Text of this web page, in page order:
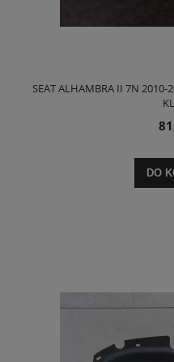
SEAT ALHAMBRA II 7N 2010-
DO